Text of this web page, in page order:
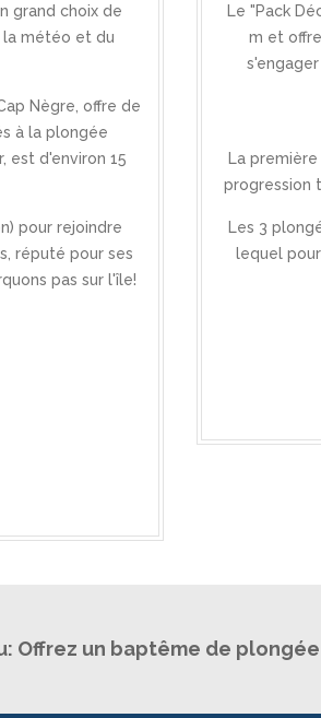
grand choix de
la météo et du
Nègre, offre de
à la plongée
est d'environ 15
pour rejoindre
réputé pour ses
pas sur l'île!
Le "Pack
m et
La
progression
Les 3
lequel
Offrez un baptême de